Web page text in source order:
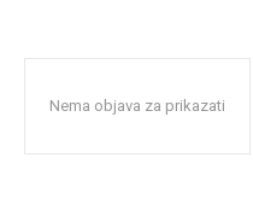
Nema objava za prikazati